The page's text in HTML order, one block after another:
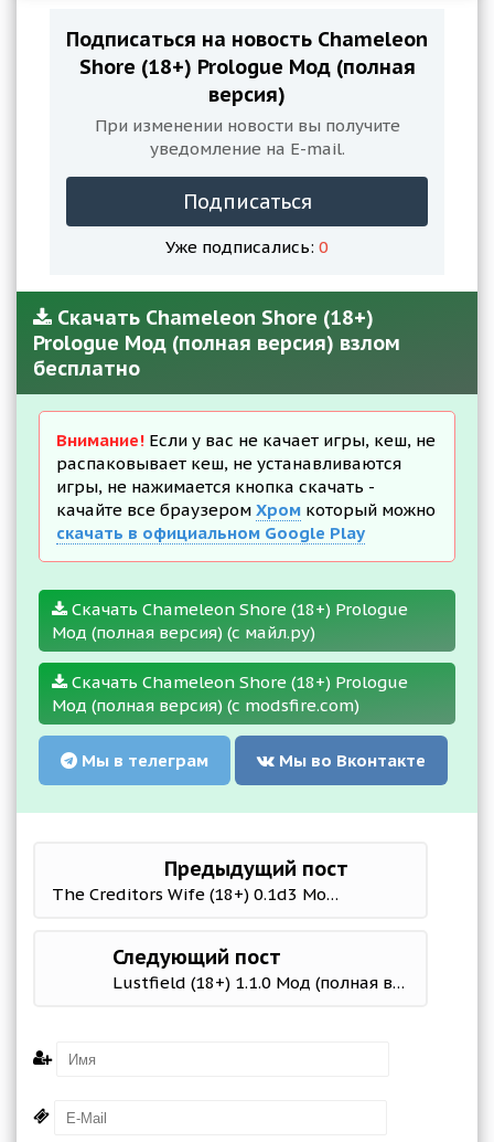
Подписаться на новость Chameleon
Shore (18+) Prologue Мод (полная
версия)
При изменении новости вы получите
уведомление на E-mail.
Подписаться
Уже подписались: 0
Скачать Chameleon Shore (18+)
Prologue Мод (полная версия) взлом
бесплатно
Внимание! Если у вас не качает игры, кеш, не
распаковывает кеш, не устанавливаются
игры, не нажимается кнопка скачать -
качайте все браузером Хром который можно
скачать в официальном Google Play
Скачать Chameleon Shore (18+) Prologue
Мод (полная версия) (с майл.ру)
Скачать Chameleon Shore (18+) Prologue
Мод (полная версия) (с modsfire.com)
Мы в телеграм Мы во Вконтакте
Предыдущий пост
The Creditors Wife (18+) 0.1d3 Мод (полная версия)
Следующий пост
Lustfield (18+) 1.1.0 Мод (полная версия)